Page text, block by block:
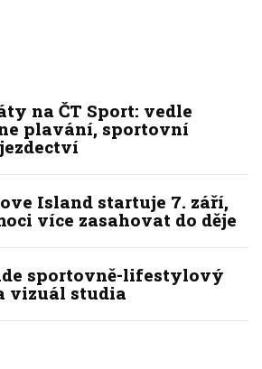
na ČT Sport: vedle
plavání, sportovní
Island startuje 7. září,
více zasahovat do děje
sportovně-lifestylový
vizuál studia